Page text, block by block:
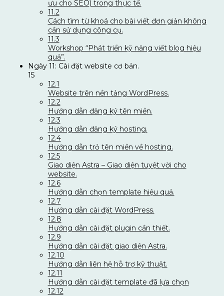
ưu cho SEO) trong thực tế.
11.2
Cách tìm từ khoá cho bài viết đơn giản không
cần sử dụng công cụ.
11.3
Workshop “Phát triển kỹ năng viết blog hiệu
quả”.
Ngày 11: Cài đặt website cơ bản.
15
12.1
Website trên nền tảng WordPress.
12.2
Hướng dẫn đăng ký tên miền.
12.3
Hướng dẫn đăng ký hosting.
12.4
Hướng dẫn trỏ tên miền về hosting.
12.5
Giao diện Astra – Giao diện tuyệt vời cho
website.
12.6
Hướng dẫn chọn template hiệu quả.
12.7
Hướng dẫn cài đặt WordPress.
12.8
Hướng dẫn cài đặt plugin cần thiết.
12.9
Hướng dẫn cài đặt giao diện Astra.
12.10
Hướng dẫn liên hệ hỗ trợ kỹ thuật.
12.11
Hướng dẫn cài đặt template đã lựa chọn
12.12